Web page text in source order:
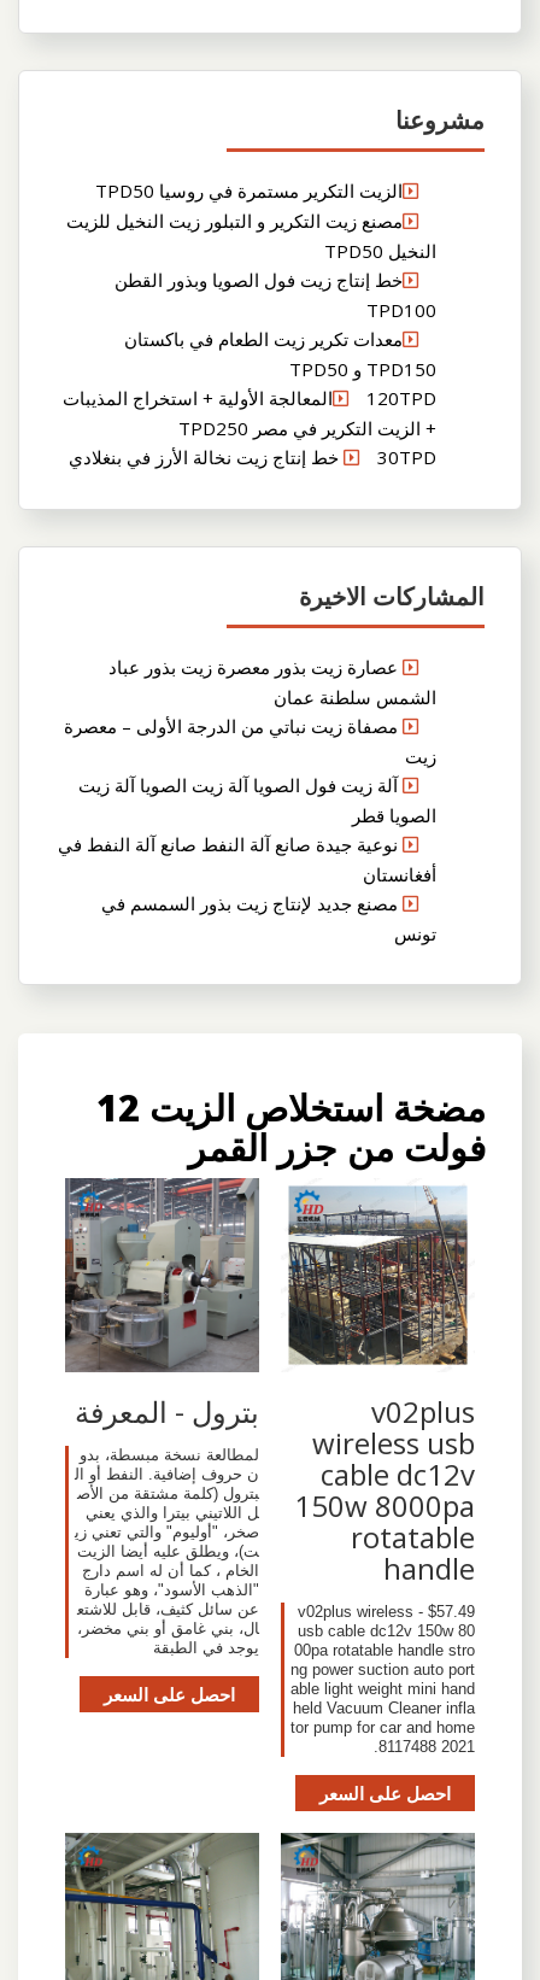
مشروعنا
الزيت التكرير مستمرة في روسيا TPD50
مصنع زيت التكرير و التبلور زيت النخيل للزيت
النخيل TPD50
خط إنتاج زيت فول الصويا وبذور القطن
TPD100
معدات تكرير زيت الطعام في باكستان
TPD150 و TPD50
120TPDالمعالجة الأولية + استخراج المذيبات
+ الزيت التكرير في مصر TPD250
30TPD خط إنتاج زيت نخالة الأرز في بنغلادي
المشاركات الاخيرة
عصارة زيت بذور معصرة زيت بذور عباد
الشمس سلطنة عمان
مصفاة زيت نباتي من الدرجة الأولى – معصرة
زيت
آلة زيت فول الصويا آلة زيت الصويا آلة زيت
الصويا قطر
نوعية جيدة صانع آلة النفط صانع آلة النفط في
أفغانستان
مصنع جديد لإنتاج زيت بذور السمسم في
تونس
مضخة استخلاص الزيت 12
فولت من جزر القمر
v02plus
wireless usb
cable dc12v
150w 8000pa
rotatable
handle
$57.49 - v02plus wireless
usb cable dc12v 150w 80
00pa rotatable handle stro
ng power suction auto port
able light weight mini hand
held Vacuum Cleaner infla
tor pump for car and home
8117488 2021.
احصل على السعر
بترول - المعرفة
لمطالعة نسخة مبسطة، بدو
ن حروف إضافية. النفط أو ال
بترول (كلمة مشتقة من الأص
ل اللاتيني بيترا والذي يعني
صخر، "أوليوم" والتي تعني زي
ت)، ويطلق عليه أيضا الزيت
الخام ، كما أن له اسم دارج
"الذهب الأسود"، وهو عبارة
عن سائل كثيف، قابل للاشتع
ال، بني غامق أو بني مخضر،
يوجد في الطبقة
احصل على السعر